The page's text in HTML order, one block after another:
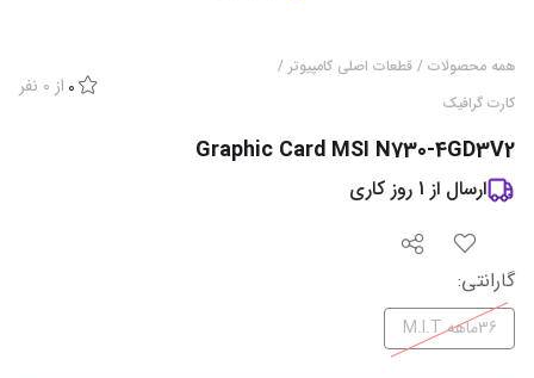
همه محصولات / قطعات اصلی کامپیوتر /
کارت گرافیک
0 از 0 نفر
Graphic Card MSI N730-4GD3V2
ارسال از 1 روز کاری
گارانتی:
36ماهه M.I.T